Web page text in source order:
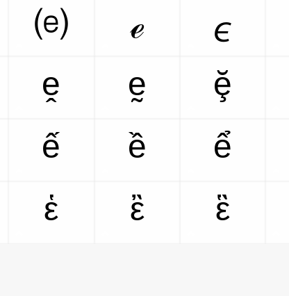
⒠ ℯ ∊
ḙ ḛ ḝ
ế ề ể
ἑ ἒ ἓ